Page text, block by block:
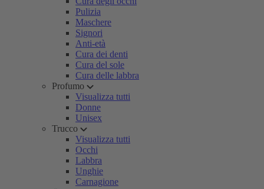
Pulizia
Maschere
Signori
Anti-età
Cura dei denti
Cura del sole
Cura delle labbra
Profumo
Visualizza tutti
Donne
Unisex
Trucco
Visualizza tutti
Occhi
Labbra
Unghie
Carnagione